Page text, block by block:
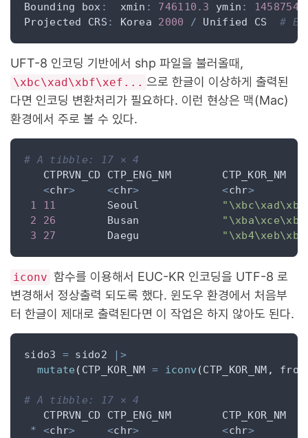
Bounding box :
  xmin
: 746110.3 ymin : 1458754
Projected CRS : Korea 2000 / Unified CS #
UFT-8 인코딩 기반에서 shp 파일을 불러올때,
\xbc\xad\xbf\xef... 으로 한글이 이상하게 출력된
다면 인코딩 변환처리가 필요하다. 이런 현상은 맥(Mac)
환경에서 주로 볼 수 있다.
# A tibble: 17 × 4
<chr> <chr> <chr>
1
11
        Seoul
2
26
        Busan
3
27
        Daegu
iconv 함수를 이용해서 EUC-KR 인코딩을 UTF-8 로
변경해서 정상출력 되도록 했다. 윈도우 환경에서 처음부
터 한글이 제대로 출력된다면 이 작업은 하지 않아도 된다.
sido3 = sido2
|>
mutate ( CTP_KOR_NM = iconv (CTP_KOR_NM ,
# A tibble: 17 × 4
* <chr> <chr> <chr>